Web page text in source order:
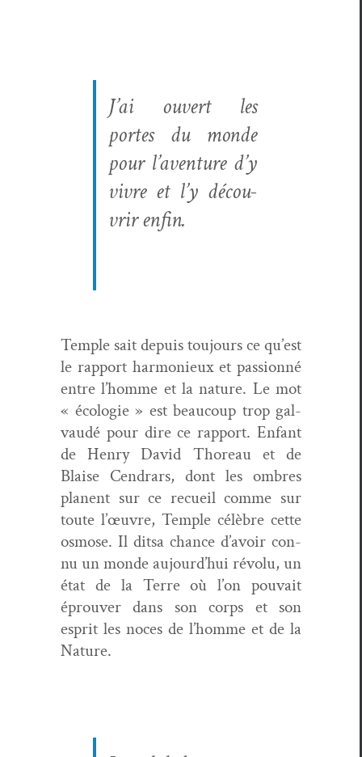
J’ai ouvert les
portes du monde
pour l’aventure d’y
vivre et l’y décou­
vrir enfin.
Tem­ple sait depuis tou­jours ce qu’est
le rap­port har­monieux et pas­sion­né
entre l’homme et la nature. Le mot
« écolo­gie » est beau­coup trop gal­
vaudé pour dire ce rap­port. Enfant
de Hen­ry David Thore­au et de
Blaise Cen­drars, dont les ombres
pla­nent sur ce recueil comme sur
toute l’œuvre, Tem­ple célèbre cette
osmose. Il dit­sa chance d’avoir con­
nu un monde aujourd’hui révolu, un
état de la Terre où l’on pou­vait
éprou­ver dans son corps et son
esprit les noces de l’homme et de la
Nature.